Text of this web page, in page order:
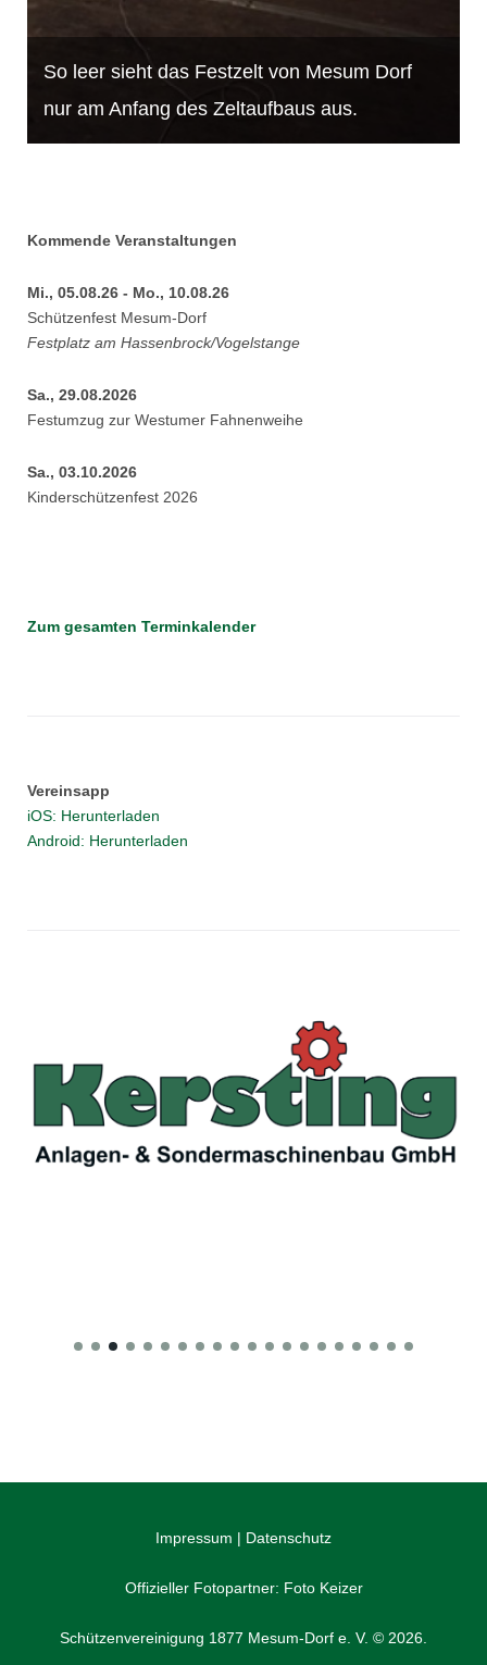
So leer sieht das Festzelt von Mesum Dorf
nur am Anfang des Zeltaufbaus aus.
Kommende Veranstaltungen
Mi., 05.08.26 - Mo., 10.08.26
Schützenfest Mesum-Dorf
Festplatz am Hassenbrock/Vogelstange
Sa., 29.08.2026
Festumzug zur Westumer Fahnenweihe
Sa., 03.10.2026
Kinderschützenfest 2026
Zum gesamten Terminkalender
Vereinsapp
iOS: Herunterladen
Android: Herunterladen
Impressum | Datenschutz
Offizieller Fotopartner: Foto Keizer
Schützenvereinigung 1877 Mesum-Dorf e. V. © 2026.